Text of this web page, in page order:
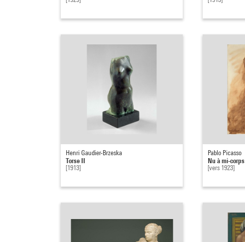
Henri Gaudier-Brzeska
Torse II
[1913]
Pablo Picasso
Nu à mi-corps
[vers 1923]